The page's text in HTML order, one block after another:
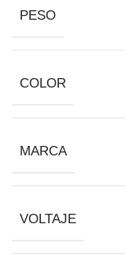
PESO
COLOR
MARCA
VOLTAJE